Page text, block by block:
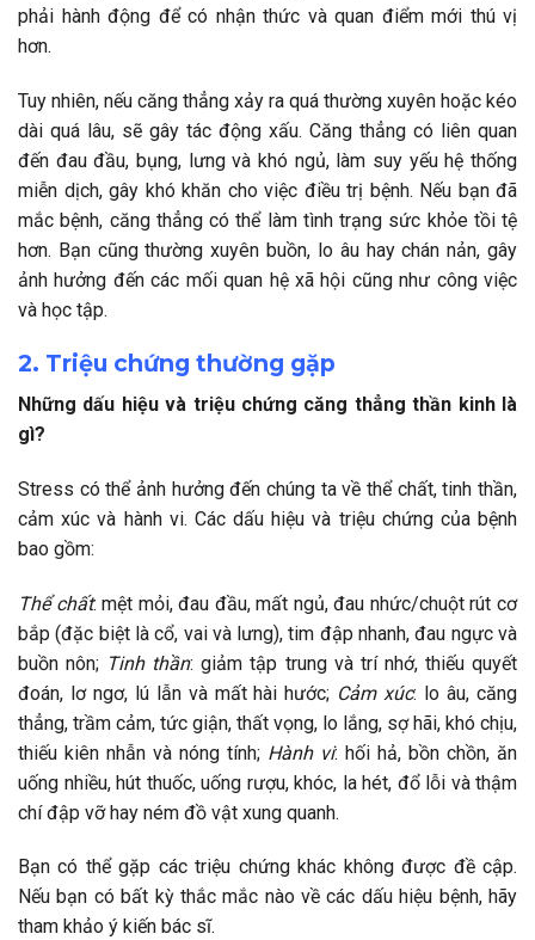
phải hành động để có nhận thức và quan điểm mới thú vị
hơn.
Tuy nhiên, nếu căng thẳng xảy ra quá thường xuyên hoặc kéo
dài quá lâu, sẽ gây tác động xấu. Căng thẳng có liên quan
đến đau đầu, bụng, lưng và khó ngủ, làm suy yếu hệ thống
miễn dịch, gây khó khăn cho việc điều trị bệnh. Nếu bạn đã
mắc bệnh, căng thẳng có thể làm tình trạng sức khỏe tồi tệ
hơn. Bạn cũng thường xuyên buồn, lo âu hay chán nản, gây
ảnh hưởng đến các mối quan hệ xã hội cũng như công việc
và học tập.
2. Triệu chứng thường gặp
Những dấu hiệu và triệu chứng căng thẳng thần kinh là
gì?
Stress có thể ảnh hưởng đến chúng ta về thể chất, tinh thần,
cảm xúc và hành vi. Các dấu hiệu và triệu chứng của bệnh
bao gồm:
Thể chất: mệt mỏi, đau đầu, mất ngủ, đau nhức/chuột rút cơ
bắp (đặc biệt là cổ, vai và lưng), tim đập nhanh, đau ngực và
buồn nôn; Tinh thần: giảm tập trung và trí nhớ, thiếu quyết
đoán, lơ ngơ, lú lẫn và mất hài hước; Cảm xúc: lo âu, căng
thẳng, trầm cảm, tức giận, thất vọng, lo lắng, sợ hãi, khó chịu,
thiếu kiên nhẫn và nóng tính; Hành vi: hối hả, bồn chồn, ăn
uống nhiều, hút thuốc, uống rượu, khóc, la hét, đổ lỗi và thậm
chí đập vỡ hay ném đồ vật xung quanh.
Bạn có thể gặp các triệu chứng khác không được đề cập.
Nếu bạn có bất kỳ thắc mắc nào về các dấu hiệu bệnh, hãy
tham khảo ý kiến bác sĩ.